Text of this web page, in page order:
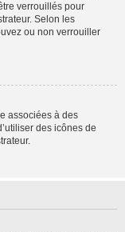
verrouillés pour
Selon les
ou non verrouiller
associées à des
des icônes de